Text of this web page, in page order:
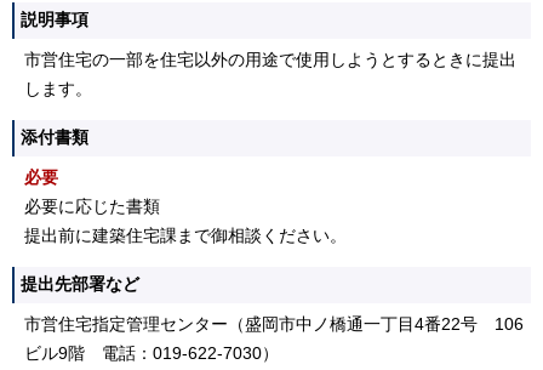
説明事項
市営住宅の一部を住宅以外の用途で使用しようとするときに提出
します。
添付書類
必要
必要に応じた書類
提出前に建築住宅課まで御相談ください。
提出先部署など
市営住宅指定管理センター（盛岡市中ノ橋通一丁目4番22号 106
ビル9階 電話：019-622-7030）